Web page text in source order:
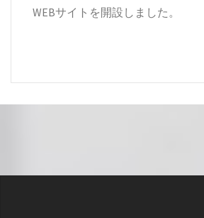
WEBサイトを開設しました。